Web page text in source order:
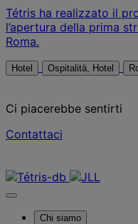
Tétris ha realizzato il
l’apertura della prima
Roma.
Hotel Ospitalità, Hotel
Ci piacerebbe sentirti
Contattaci
Chi siamo